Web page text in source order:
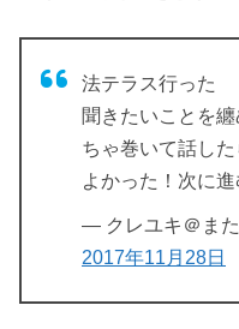
法テラス行った
聞きたいことを
ちゃ巻いて話した
よかった！次に進
— クレユキ＠ま
2017年11月28日